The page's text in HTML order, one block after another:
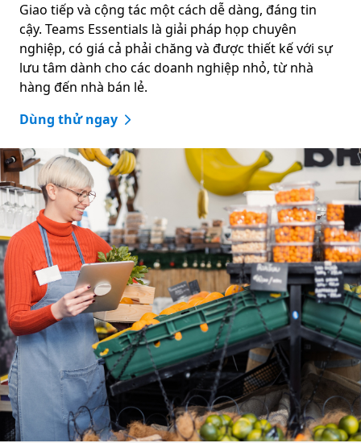
Giao tiếp và cộng tác một cách dễ dàng, đáng tin
cậy. Teams Essentials là giải pháp họp chuyên
nghiệp, có giá cả phải chăng và được thiết kế với sự
lưu tâm dành cho các doanh nghiệp nhỏ, từ nhà
hàng đến nhà bán lẻ.
Dùng thử ngay